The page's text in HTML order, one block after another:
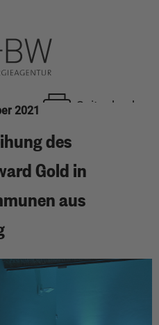
Seite drucken
2021
des
Gold in
aus